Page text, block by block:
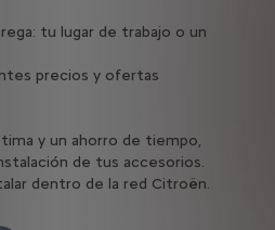
tu lugar de trabajo o un
precios y ofertas
y un ahorro de tiempo,
de tus accesorios.
dentro de la red Citroën.